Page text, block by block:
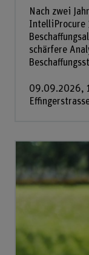
Nach zwei
schärfere
09.09.2026,